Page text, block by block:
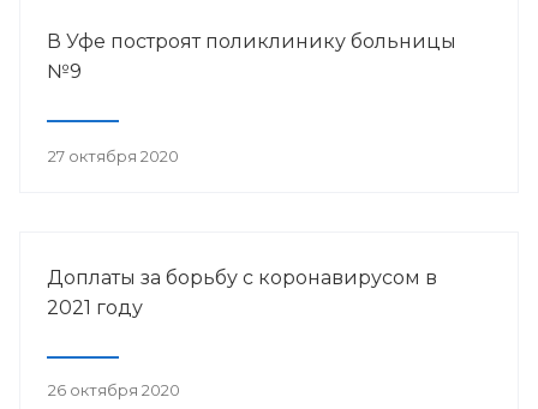
В Уфе построят поликлинику больницы
№9
27 октября 2020
Доплаты за борьбу с коронавирусом в
2021 году
26 октября 2020